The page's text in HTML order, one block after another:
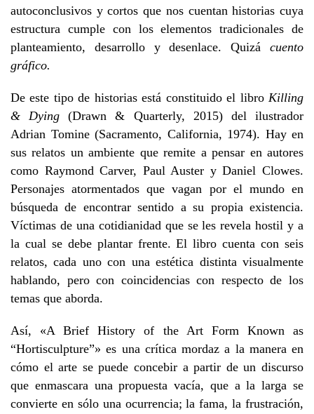
autoconclusivos y cortos que nos cuentan historias cuya
estructura cumple con los elementos tradicionales de
planteamiento, desarrollo y desenlace. Quizá cuento
gráfico.
De este tipo de historias está constituido el libro Killing
& Dying (Drawn & Quarterly, 2015) del ilustrador
Adrian Tomine (Sacramento, California, 1974). Hay en
sus relatos un ambiente que remite a pensar en autores
como Raymond Carver, Paul Auster y Daniel Clowes.
Personajes atormentados que vagan por el mundo en
búsqueda de encontrar sentido a su propia existencia.
Víctimas de una cotidianidad que se les revela hostil y a
la cual se debe plantar frente. El libro cuenta con seis
relatos, cada uno con una estética distinta visualmente
hablando, pero con coincidencias con respecto de los
temas que aborda.
Así, «A Brief History of the Art Form Known as
“Hortisculpture”» es una crítica mordaz a la manera en
cómo el arte se puede concebir a partir de un discurso
que enmascara una propuesta vacía, que a la larga se
convierte en sólo una ocurrencia; la fama, la frustración,